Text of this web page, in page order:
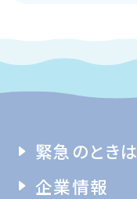
緊急のときは
企業情報